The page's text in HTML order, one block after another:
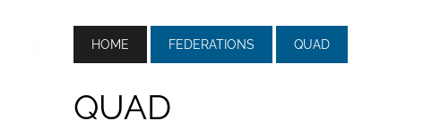
15/06/2026 | CSIMA SET UP A NEW TRACK RECORD IN BRIGG
HOME FEDERATIONS QUAD
QUAD